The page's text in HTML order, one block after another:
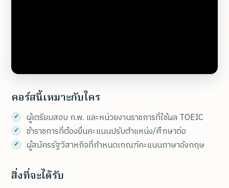
คอร์สนี้เหมาะกับใคร
ผู้เตรียมสอบ ก.พ. และหน่วยงานราชการที่ใช้ผล TOEIC
ข้าราชการที่ต้องยื่นคะแนนปรับตำแหน่ง/ศึกษาต่อ
ผู้สมัครรัฐวิสาหกิจที่กำหนดเกณฑ์คะแนนภาษาอังกฤษ
สิ่งที่จะได้รับ